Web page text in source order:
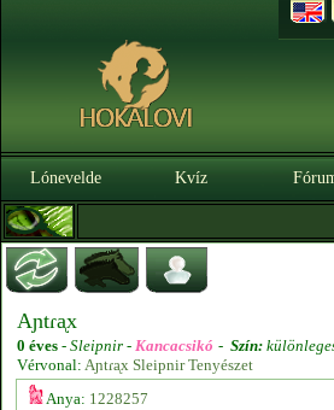
Lónevelde Kvíz
Aɲtɾᶏx
0 éves - Sleipnir - Kancacsikó - Szín:
Vérvonal: Aɲtɾᶏx Sleipnir Tenyészet
Anya: 1228257